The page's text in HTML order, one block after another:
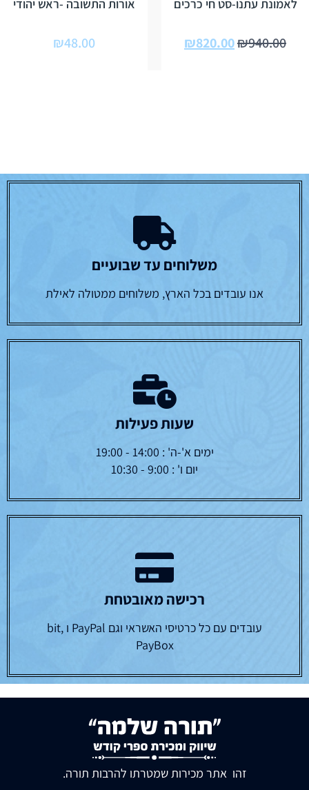
לאמונת עתנו-סט חי כרכים
₪940.00
₪820.00
אורות התשובה -ראש יהודי
₪48.00
משלוחים עד שבועיים
אנו עובדים בכל הארץ, משלוחים ממטולה לאילת
שעות פעילות
ימים א'-ה' : 14:00 - 19:00
יום ו' : 9:00 - 10:30
רכישה מאובטחת
עובדים עם כל כרטיסי האשראי וגם PayPal ו bit,
PayBox
זהו אתר מכירות שמטרתו להרבות תורה.